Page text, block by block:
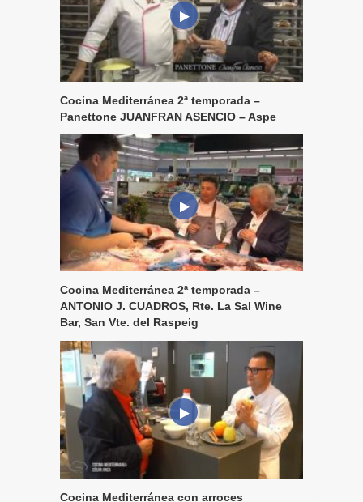
Cocina Mediterránea 2ª temporada –
Panettone JUANFRAN ASENCIO – Aspe
Cocina Mediterránea 2ª temporada –
ANTONIO J. CUADROS, Rte. La Sal Wine
Bar, San Vte. del Raspeig
Cocina Mediterránea con arroces